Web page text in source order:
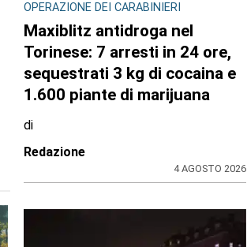
OPERAZIONE DEI CARABINIERI
Maxiblitz antidroga nel
Torinese: 7 arresti in 24 ore,
sequestrati 3 kg di cocaina e
1.600 piante di marijuana
di
Redazione
4 AGOSTO 2026